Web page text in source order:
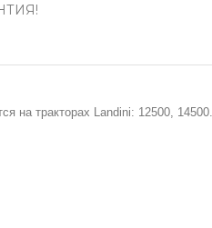
на тракторах Landini: 12500, 14500.